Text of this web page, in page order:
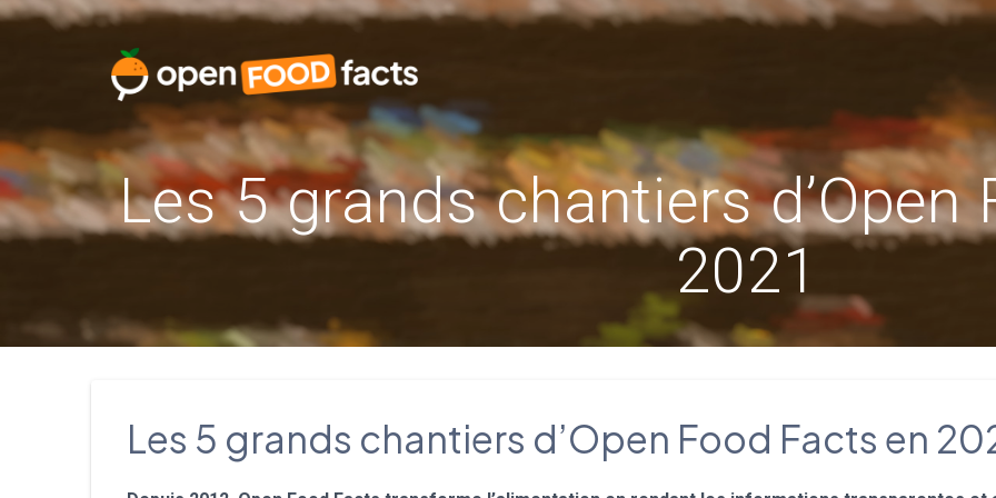
Skip
Les 5 grands chantiers d’Open
2021
Les 5 grands chantiers d’Open Food Facts en